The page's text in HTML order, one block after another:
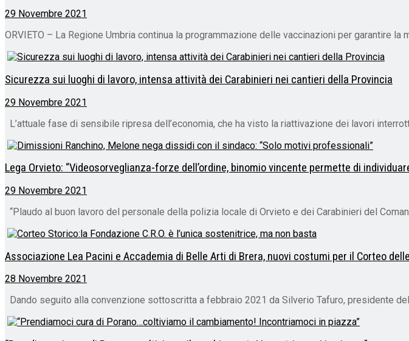
29 Novembre 2021
ORVIETO – La Regione Umbria continua la programmazione delle vaccinazioni per garantire
Sicurezza sui luoghi di lavoro, intensa attività dei Carabinieri nei cantieri della Provincia
29 Novembre 2021
L’attuale fase di sensibile ripresa dell’economia, che ha visto la riattivazione dei lavori
Lega Orvieto: “Videosorveglianza-forze dell’ordine, binomio vincente permette di
29 Novembre 2021
“Plaudo al buon lavoro del personale della polizia locale di Orvieto e dei Carabinieri del
Associazione Lea Pacini e Accademia di Belle Arti di Brera, nuovi costumi per il Corteo
28 Novembre 2021
Dando seguito alla convenzione sottoscritta a febbraio 2021 da Silverio Tafuro, presidente